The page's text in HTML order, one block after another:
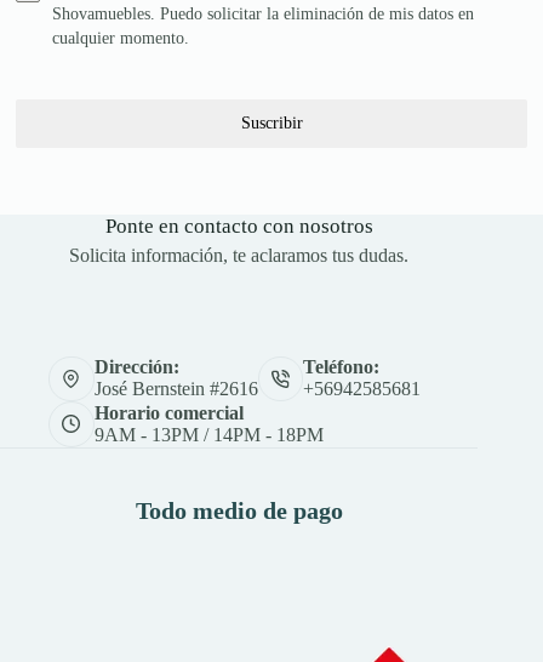
Shovamuebles. Puedo solicitar la eliminación de mis datos en
cualquier momento.
Suscribir
Ponte en contacto con nosotros
Solicita información, te aclaramos tus dudas.
Dirección:
José Bernstein #2616
Teléfono:
+56942585681
Horario comercial
9AM - 13PM / 14PM - 18PM
Todo medio de pago